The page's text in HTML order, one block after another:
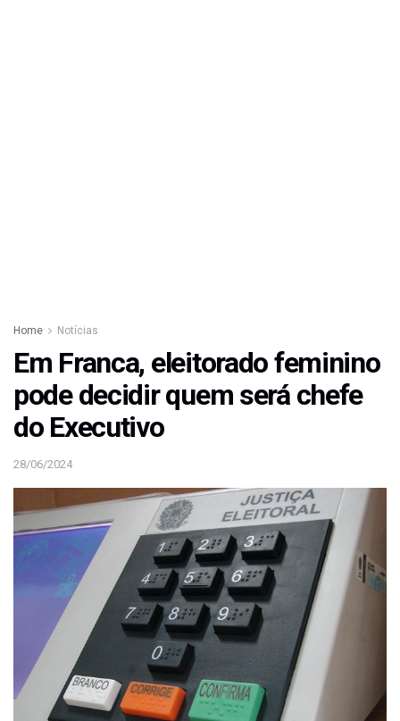
Home Notícias
Em Franca, eleitorado feminino
pode decidir quem será chefe
do Executivo
28/06/2024